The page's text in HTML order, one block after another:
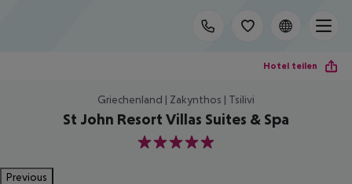
Hotel teilen
Griechenland | Zakynthos | Tsilivi
St John Resort Villas Suites & Spa
5
Previous